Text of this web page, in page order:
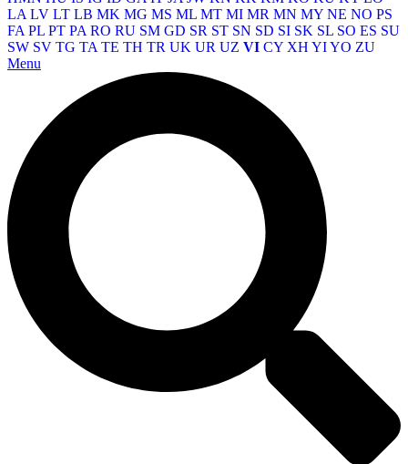
LA LV LT LB MK MG MS ML MT MI MR MN MY NE NO PS
FA PL PT PA RO RU SM GD SR ST SN SD SI SK SL SO ES SU
SW SV TG TA TE TH TR UK UR UZ VI CY XH YIYO ZU
Menu